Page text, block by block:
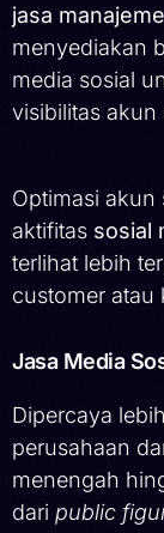
jasa
menyediakan
media sosial
visibilitas akun
Optimasi akun
aktifitas sosial
terlihat lebih
customer atau
Jasa Media
Dipercaya
perusahaan
menengah
dari public